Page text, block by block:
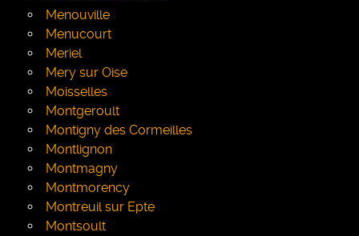
Menouville
Menucourt
Meriel
Mery sur Oise
Moisselles
Montgeroult
Montigny des Cormeilles
Montlignon
Montmagny
Montmorency
Montreuil sur Epte
Montsoult